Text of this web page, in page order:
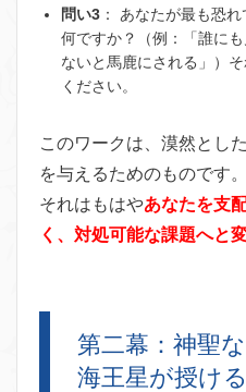
問い3 ：
あなたが最も恐
何ですか？（例：「誰に
ないと馬鹿にされる」）
ください。
このワークは、漠然とし
を与えるためのものです
それはもはやあなたを支
く、対処可能な課題へと
第二幕：神聖
海王星が授け